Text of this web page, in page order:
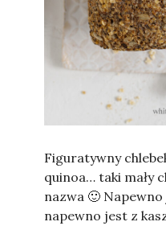
Sylwia
Figuratywny
quinoa… taki mały
nazwa 🙂
napewno jest z